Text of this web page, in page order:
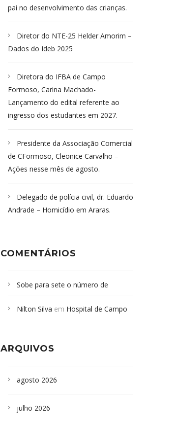
pai no desenvolvimento das crianças.
Diretor do NTE-25 Helder Amorim –
Dados do Ideb 2025
Diretora do IFBA de Campo
Formoso, Carina Machado-
Lançamento do edital referente ao
ingresso dos estudantes em 2027.
Presidente da Associação Comercial
de CFormoso, Cleonice Carvalho –
Ações nesse mês de agosto.
Delegado de polícia civil, dr. Eduardo
Andrade – Homicídio em Araras.
COMENTÁRIOS
Sobe para sete o número de
desabamento em São Paulo - Revista
sepultados em SP
Nilton Silva em Hospital de Campo
ARQUIVOS
agosto 2026
julho 2026